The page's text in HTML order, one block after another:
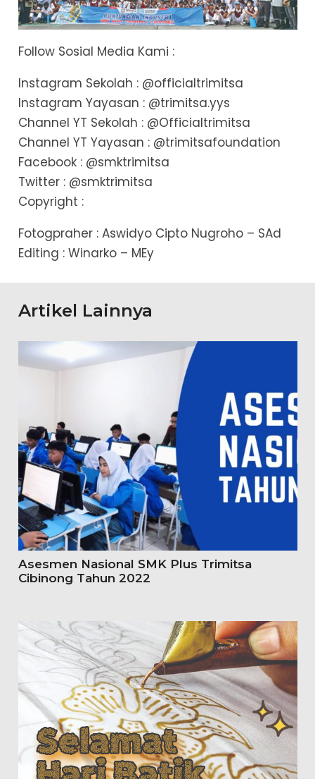
Follow Sosial Media Kami :
Instagram Sekolah : @officialtrimitsa
Instagram Yayasan : @trimitsa.yys
Channel YT Sekolah : @Officialtrimitsa
Channel YT Yayasan : @trimitsafoundation
Facebook : @smktrimitsa
Twitter : @smktrimitsa
Copyright :
Fotogpraher : Aswidyo Cipto Nugroho – SAd
Editing : Winarko – MEy
Artikel Lainnya
Asesmen Nasional SMK Plus Trimitsa
Cibinong Tahun 2022